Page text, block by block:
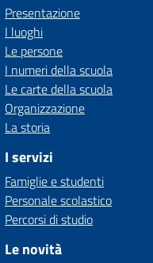
Presentazione
I luoghi
Le persone
I numeri della scuola
Le carte della scuola
Organizzazione
La storia
I servizi
Famiglie e studenti
Personale scolastico
Percorsi di studio
Le novità